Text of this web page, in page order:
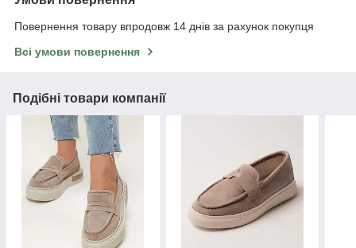
Повернення товару впродовж 14 днів за рахунок покупця
Всі умови повернення
Подібні товари компанії